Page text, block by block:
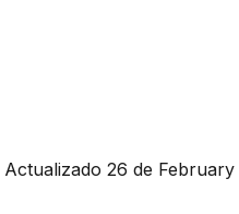
Actualizado 26 de February